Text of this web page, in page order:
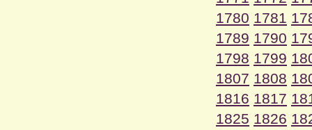
1780 1781
1789 1790
1798 1799
1807 1808
1816 1817
1825 1826